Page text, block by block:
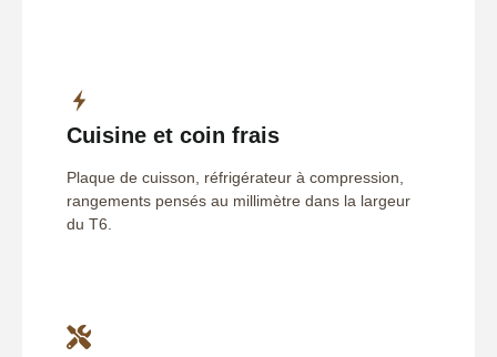
Cuisine et coin frais
Plaque de cuisson, réfrigérateur à compression,
rangements pensés au millimètre dans la largeur
du T6.